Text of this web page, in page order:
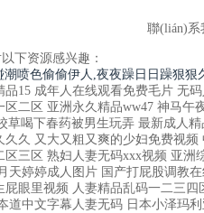
聯(lián)系
下资源感兴趣：
喷色偷偷伊人,夜夜躁日日躁狠狠